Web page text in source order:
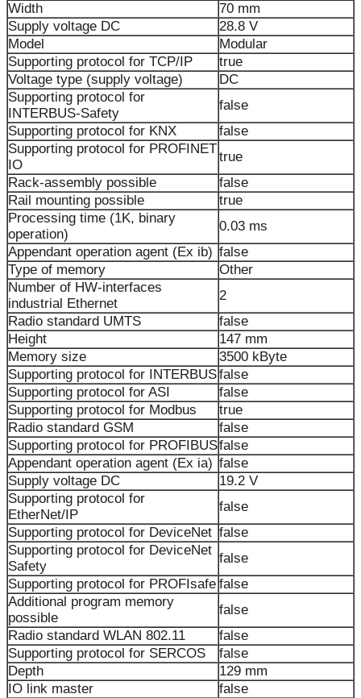
Width
70 mm
Supply voltage DC
28.8 V
Model
Modular
Supporting protocol for TCP/IP
true
Voltage type (supply voltage)
DC
Supporting protocol for
INTERBUS-Safety
false
Supporting protocol for KNX
false
Supporting protocol for PROFINET
IO
true
Rack-assembly possible
false
Rail mounting possible
true
Processing time (1K, binary
operation)
0.03 ms
Appendant operation agent (Ex ib) false
Type of memory
Other
Number of HW-interfaces
industrial Ethernet
2
Radio standard UMTS
false
Height
147 mm
Memory size
3500 kByte
Supporting protocol for INTERBUSfalse
Supporting protocol for ASI
false
Supporting protocol for Modbus
true
Radio standard GSM
false
Supporting protocol for PROFIBUSfalse
Appendant operation agent (Ex ia) false
Supply voltage DC
19.2 V
Supporting protocol for
EtherNet/IP
false
Supporting protocol for DeviceNet false
Supporting protocol for DeviceNet
Safety
false
Supporting protocol for PROFIsafe false
Additional program memory
possible
false
Radio standard WLAN 802.11
false
Supporting protocol for SERCOS
false
Depth
129 mm
IO link master
false